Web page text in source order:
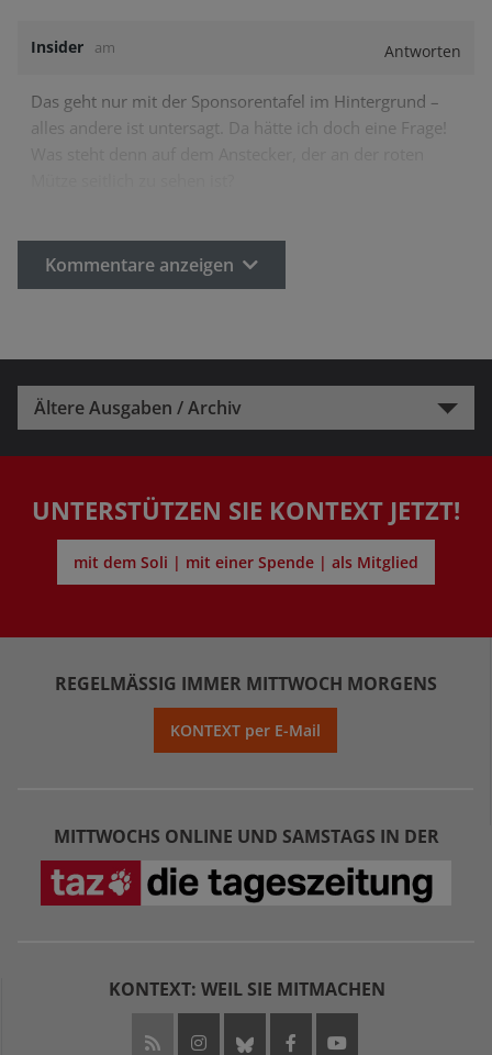
Insider am Antworten
Das geht nur mit der Sponsorentafel im Hintergrund –
alles andere ist untersagt. Da hätte ich doch eine Frage!
Kommentare anzeigen
Ältere Ausgaben / Archiv
UNTERSTÜTZEN SIE KONTEXT JETZT!
mit dem Soli | mit einer Spende | als Mitglied
REGELMÄSSIG IMMER MITTWOCH MORGENS
KONTEXT per E-Mail
MITTWOCHS ONLINE UND SAMSTAGS IN DER
KONTEXT: WEIL SIE MITMACHEN